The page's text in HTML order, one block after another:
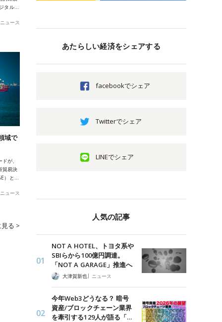
タル…
ニュース
域で
が、
貿易決
）と…
ニュース
る >
あたらしい経済をシェアする
facebookでシェア
Twitterでシェア
LINEでシェア
人気の記事
NOT A HOTEL、トヨタ系や
SBIらから100億円調達。
「NOT A GARAGE」推進へ
大津賀新也| ニュース
今年Web3どうなる？ 暗号
資産/ブロックチェーン業界
を牽引する129人が語る「…